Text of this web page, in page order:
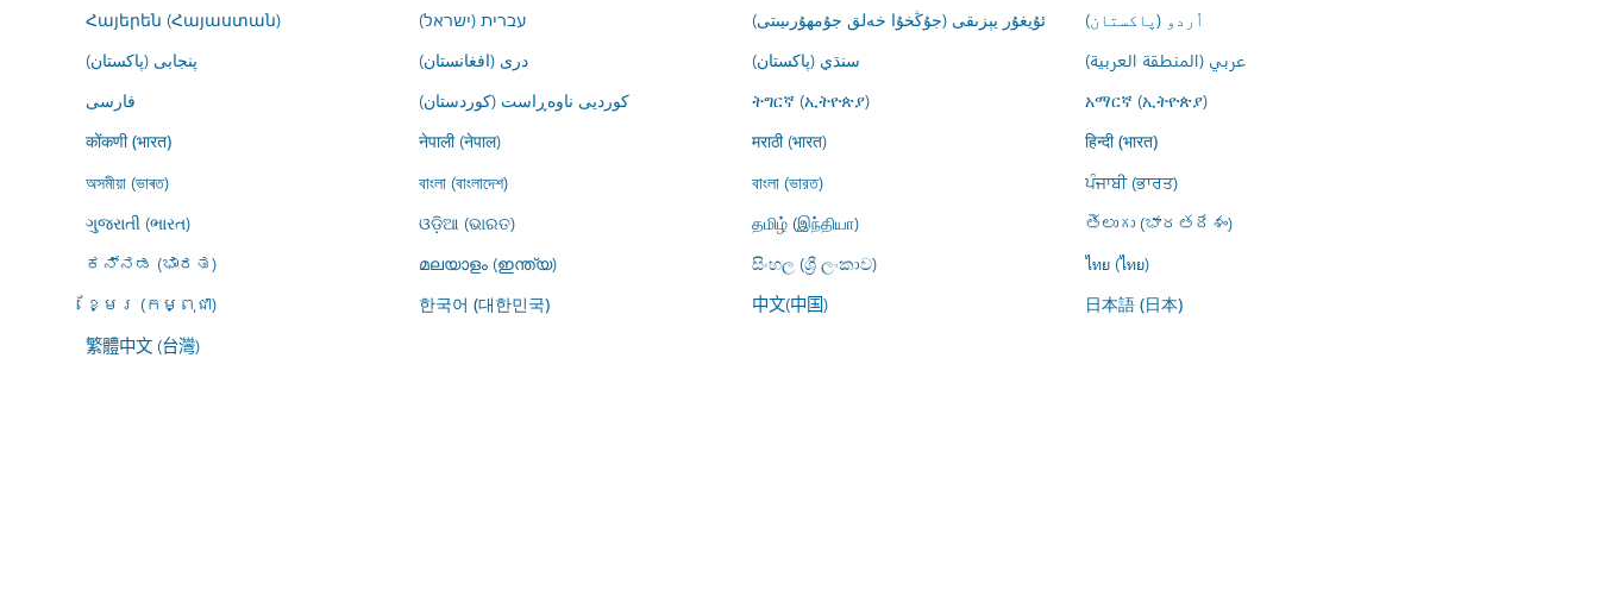
Հայերեն (Հայաստան)
עברית (ישראל) ئۇيغۇر يېزىقى (جۇڭخۇا خەلق جۇمھۇرىيىتى)
اُردو (پاکستان)
پنجابی (پاکستان)
درى (افغانستان) سنڌي (پاکستان)
عربي (المنطقة العربية)
فارسى
کوردیی ناوەڕاست (کوردستان) ትግርኛ (ኢትዮጵያ) አማርኛ (ኢትዮጵያ)
कोंकणी (भारत) नेपाली (नेपाल) मराठी (भारत) हिन्दी (भारत)
অসমীয়া (ভাৰত) বাংলা (বাংলাদেশ) বাংলা (ভারত)
ਪੰਜਾਬੀ (ਭਾਰਤ)
ગુજરાતી (ભારત)
ଓଡ଼ିଆ (ଭାରତ) தமிழ் (இந்தியா)
తెలుగు (భారతదేశం)
ಕನ್ನಡ (ಭಾರತ)
മലയാളം (ഇന്ത്യ) සිංහල (ශ්‍රී ලංකාව)
ไทย (ไทย)
ខ្មែរ (កម្ពុជា)
한국어 (대한민국) 中文(中国) 日本語 (日本)
繁體中文 (台灣)